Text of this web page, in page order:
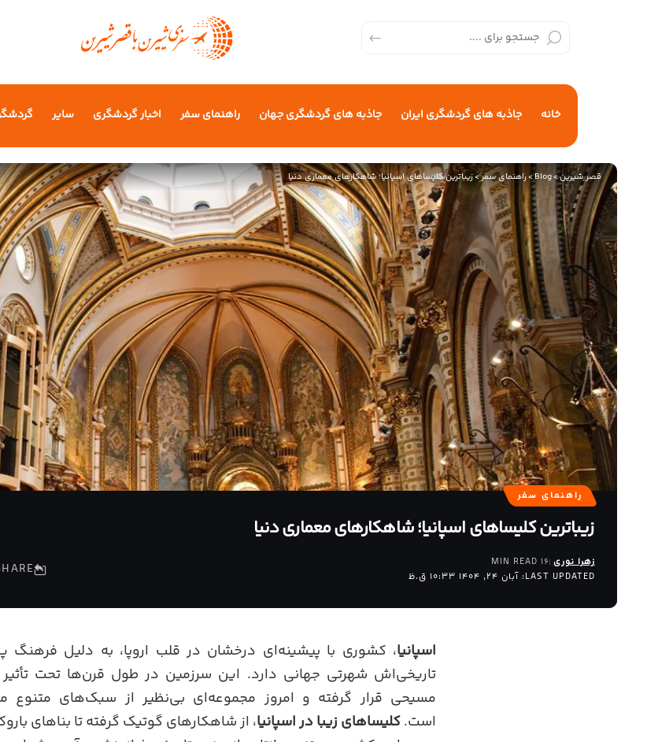
خانه جاذبه های گردشگری ایران جاذبه های گردشگری جهان راهنمای سفر اخبار گردشگری سایر
قصر شیرین>
Blog
>راهنمای سفر>زیباترین کلیساهای اسپانیا؛ شاهکارهای معماری دنیا
راهنمای سفر
زیباترین کلیساهای اسپانیا؛ شاهکارهای معماری دنیا
LAST UPDATED: آبان 24, 1404 10:33 ق.ظ
زهرا نوری 16 MIN READ
اسپانیا، کشوری با پیشینه‌ای درخشان در قلب اروپا، به دلیل فرهنگ
تاریخی‌اش شهرتی جهانی دارد. این سرزمین در طول قرن‌ها تحت
مسیحی قرار گرفته و امروز مجموعه‌ای بی‌نظیر از سبک‌های متنوع
است.کلیسا‌های زیبا در اسپانیا، از شاهکارهای گوتیک گرفته تا بناهای